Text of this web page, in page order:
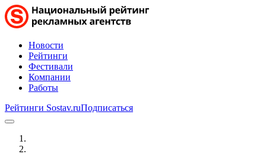
Новости
Рейтинги
Фестивали
Компании
Работы
Рейтинги Sostav.ruПодписаться